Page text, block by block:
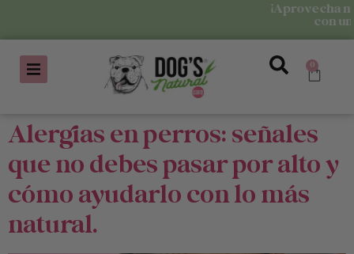
¡Aprovecha
con un
0
Alergias en perros: señales
que no debes pasar por alto y
cómo ayudarlo con lo más
natural.